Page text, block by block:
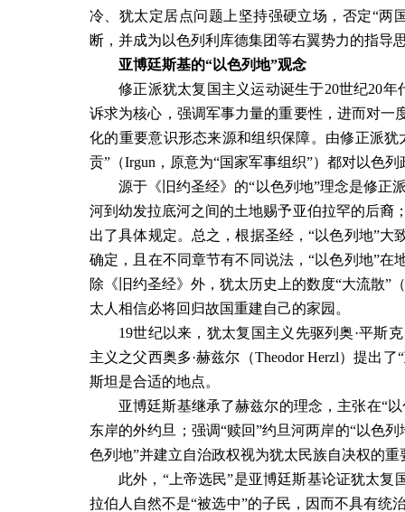
冷、犹太定居点问题上坚持强硬立场，否定“两
断，并成为以色列利库德集团等右翼势力的指导
亚博廷斯基的“以色列地”观念
修正派犹太复国主义运动诞生于20世纪20年
诉求为核心，强调军事力量的重要性，进而对
化的重要意识形态来源和组织保障。由修正派
贡”（Irgun ，原意为“国家军事组织”）都对以色
源于《旧约圣经》的“以色列地”理念是修正
河到幼发拉底河之间的土地赐予亚伯拉罕的后裔
出了具体规定。总之，根据圣经，“以色列地”
确定，且在不同章节有不同说法，“以色列地”
除《旧约圣经》外，犹太历史上的数度“大流散”
太人相信必将回归故国重建自己的家园。
19世纪以来，犹太复国主义先驱列奥·平斯
主义之父西奥多·赫兹尔（Theodor Herzl）提出了
斯坦是合适的地点。
亚博廷斯基继承了赫兹尔的理念，主张在“
东岸的外约旦；强调“赎回”约旦河两岸的“以色
色列地”并建立自治政权视为犹太民族自决权的
此外，“上帝选民”是亚博廷斯基论证犹太
拉伯人自然不是“被选中”的子民，因而不具有统